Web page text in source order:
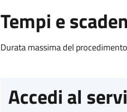
Tempi e
Durata massima del
Accedi al